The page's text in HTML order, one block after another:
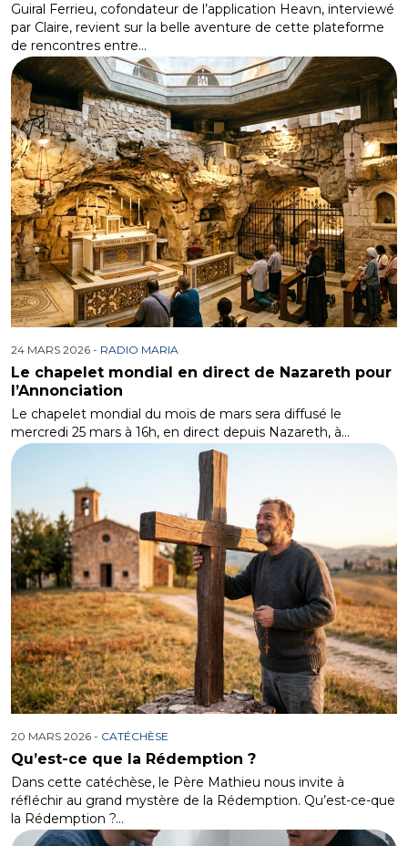
Guiral Ferrieu, cofondateur de l’application Heavn, interviewé
par Claire, revient sur la belle aventure de cette plateforme
de rencontres entre…
24 MARS 2026 - RADIO MARIA
Le chapelet mondial en direct de Nazareth pour
l’Annonciation
Le chapelet mondial du mois de mars sera diffusé le
mercredi 25 mars à 16h, en direct depuis Nazareth, à…
20 MARS 2026 - CATÉCHÈSE
Qu’est-ce que la Rédemption ?
Dans cette catéchèse, le Père Mathieu nous invite à
réfléchir au grand mystère de la Rédemption. Qu’est-ce-que
la Rédemption ?…